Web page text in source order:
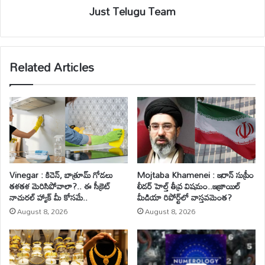
Just Telugu Team
Related Articles
Vinegar : కిచెన్, బాత్రూమ్ గోడలు
తళతళ మెరిసిపోవాలా?.. ఈ సీక్రెట్
నాచురల్ హ్యాక్ మీ కోసమే..
August 8, 2026
Mojtaba Khamenei : ఇరాన్ సుప్రీం
లీడర్ హెల్త్ తీవ్ర విషమం..ఇజ్రాయిల్
మీడియా రిపోర్ట్‌లో వాస్తవమెంత?
August 8, 2026